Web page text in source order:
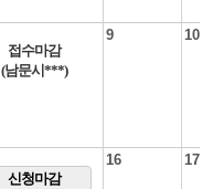
접수마감
(남문시***)
9 10
신청마감
16 17